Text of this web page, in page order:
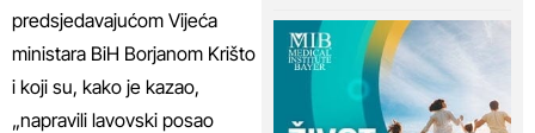
predsjedavajućom Vijeća
ministara BiH Borjanom Krišto
i koji su, kako je kazao,
„napravili lavovski posao